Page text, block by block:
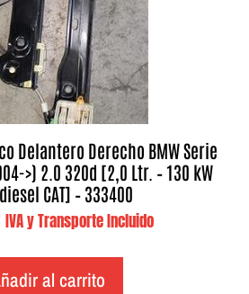
Delantero Derecho BMW Serie
>) 2.0 320d [2,0 Ltr. – 130 kW
CAT] – 333400
IVA y Transporte Incluido
al carrito